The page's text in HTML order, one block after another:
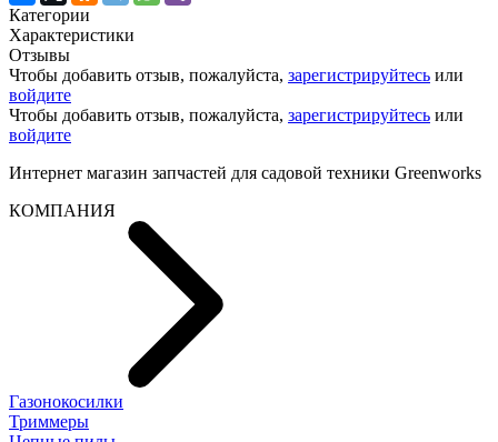
Категории
Характеристики
Отзывы
Чтобы добавить отзыв, пожалуйста, зарегистрируйтесь или
войдите
Чтобы добавить отзыв, пожалуйста, зарегистрируйтесь или
войдите
Интернет магазин запчастей для садовой техники Greenworks
КОМПАНИЯ
Газонокосилки
Триммеры